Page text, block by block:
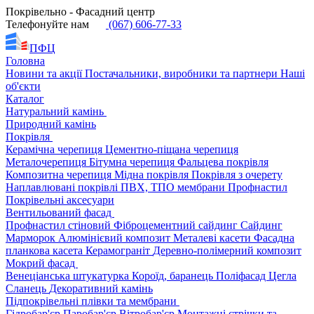
Покрівельно - Фасадний центр
Телефонуйте нам
(067) 606-77-33
ПФЦ
Головна
Новини та акціїПостачальники, виробники та партнери Наші
об'єкти
Каталог
Натуральний камінь
Природний камінь
Покрівля
Керамічна черепиця Цементно-піщана черепиця
Металочерепиця Бітумна черепиця Фальцева покрівля
Композитна черепиця Мідна покрівля Покрівля з очерету
Наплавлювані покрівлі ПВХ, ТПО мембрани Профнастил
Покрівельні аксесуари
Вентильований фасад
Профнастил стіновий Фіброцементний сайдинг Сайдинг
Марморок Алюмінієвий композит Металеві касети Фасадна
планкова касета Керамограніт Деревно-полімерний композит
Мокрий фасад
Венеціанська штукатурка Короїд, баранець Поліфасад Цегла
Сланець Декоративний камінь
Підпокрівельні плівки та мембрани